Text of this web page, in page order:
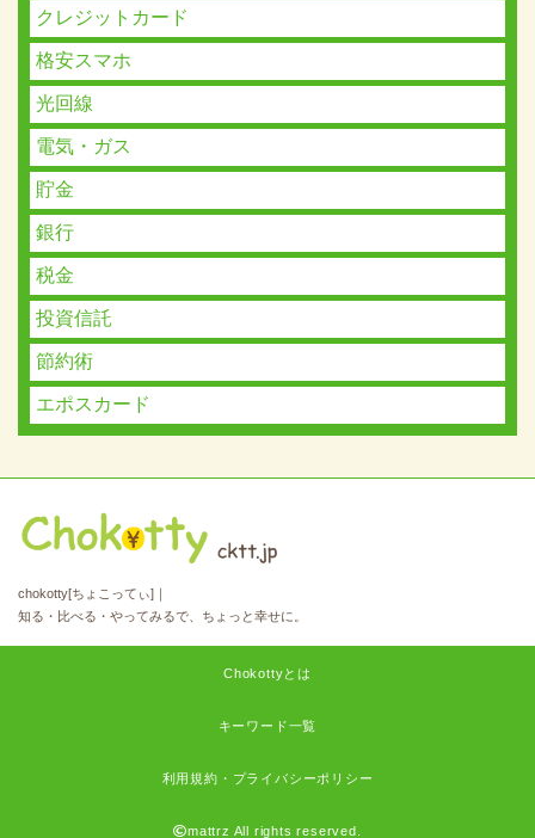
クレジットカード
格安スマホ
光回線
電気・ガス
貯金
銀行
税金
投資信託
節約術
エポスカード
chokotty[ちょこってぃ]｜
知る・比べる・やってみるで、ちょっと幸せに。
Chokottyとは
キーワード一覧
利用規約・プライバシーポリシー
mattrz All rights reserved.